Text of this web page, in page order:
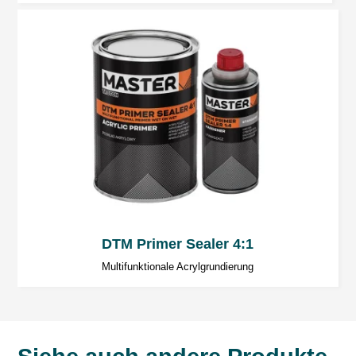
Weitere Arbeit
Auf den Polyesterspachtel können folgende
Produkte aufgetragen werden:
2-Komponenten-Polyesterspachtel
2-Komponenten-Spritz-Polyesterspachtel
2-Komponenten-Acrylgrundierungen
Allgemeine Bemerkungen
DTM Primer Sealer 4:1
Multifunktionale Acrylgrundierung